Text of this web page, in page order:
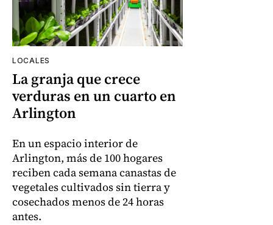
LOCALES
La granja que crece
verduras en un cuarto en
Arlington
En un espacio interior de
Arlington, más de 100 hogares
reciben cada semana canastas de
vegetales cultivados sin tierra y
cosechados menos de 24 horas
antes.